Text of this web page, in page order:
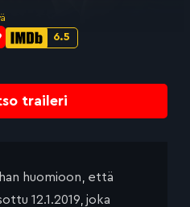
traileri
IMDb-
6.5
huomioon, että
12.1.2019, joka